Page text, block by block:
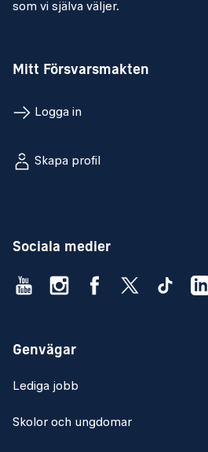
som vi själva väljer.
Mitt Försvarsmakten
Logga in
Skapa profil
Sociala medier
Genvägar
Lediga jobb
Skolor och ungdomar